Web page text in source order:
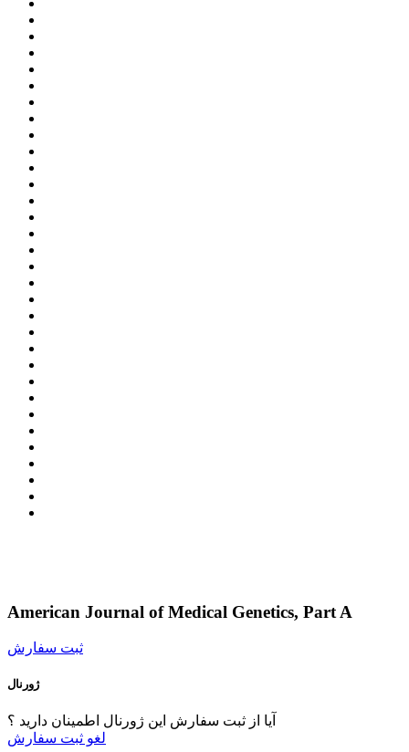
American Journal of Medical Genetics, Part A
ثبت سفارش
ژورنال
آیا از ثبت سفارش این ژورنال اطمینان دارید ؟
لغو ثبت سفارش